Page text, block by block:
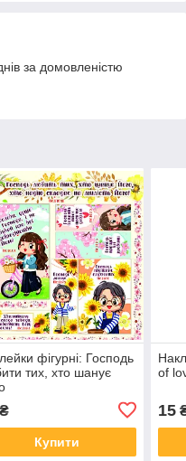
за домовленістю
фігурні: Господь
тих, хто шанує
Купити
of
15